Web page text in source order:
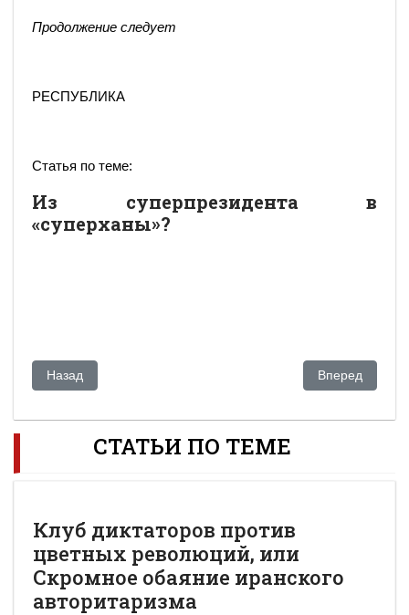
Продолжение следует
РЕСПУБЛИКА
Статья по теме:
Из суперпрезидента в
«суперханы»?
Предыдущий: Искаков приговорен к четырем годам
Назад Следующий:
Вперед
СТАТЬИ ПО ТЕМЕ
Клуб диктаторов против
цветных революций, или
Скромное обаяние иранского
авторитаризма